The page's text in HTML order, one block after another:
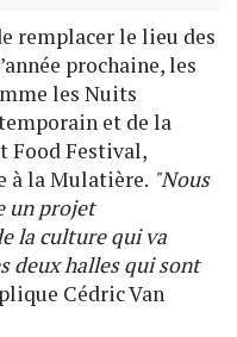
remplacer le lieu des
prochaine, les
les Nuits
et de la
Food Festival,
à la Mulatière. "Nous
un projet
la culture qui va
deux halles qui sont
Cédric Van